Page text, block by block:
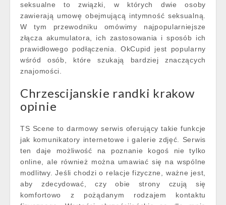
seksualne to związki, w których dwie osoby
zawierają umowę obejmującą intymność seksualną.
W tym przewodniku omówimy najpopularniejsze
złącza akumulatora, ich zastosowania i sposób ich
prawidłowego podłączenia. OkCupid jest popularny
wśród osób, które szukają bardziej znaczących
znajomości.
Chrzescijanskie randki krakow
opinie
TS Scene to darmowy serwis oferujący takie funkcje
jak komunikatory internetowe i galerie zdjęć. Serwis
ten daje możliwość na poznanie kogoś nie tylko
online, ale również można umawiać się na wspólne
modlitwy. Jeśli chodzi o relacje fizyczne, ważne jest,
aby zdecydować, czy obie strony czują się
komfortowo z pożądanym rodzajem kontaktu